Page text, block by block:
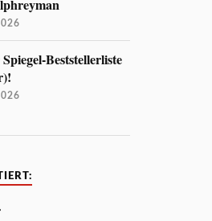
Beststellerliste